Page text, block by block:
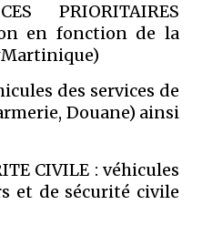
PRIORITAIRES
en fonction de la
des services de
Douane) ainsi
CIVILE : véhicules
et de sécurité civile